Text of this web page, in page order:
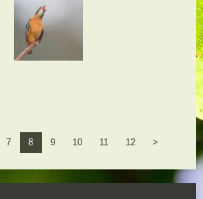
7 8 9 10 11 12 >